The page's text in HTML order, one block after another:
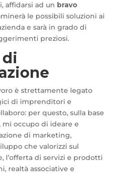
affidarsi ad un bravo
le possibili soluzioni ai
e sarà in grado di
preziosi.
è strettamente legato
di imprenditori e
per questo, sulla base
mi occupo di ideare e
di marketing,
che valorizzi sul
l’offerta di servizi e prodotti
realtà associative e